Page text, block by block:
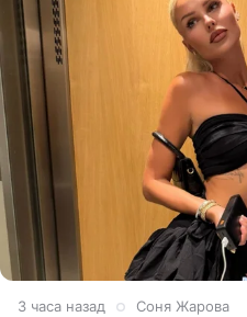
3 часа назад Соня Жарова